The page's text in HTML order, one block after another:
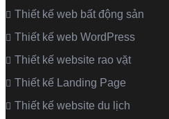
Thiết kế web bất động sản
Thiết kế web WordPress
Thiết kế website rao vặt
Thiết kế Landing Page
Thiết kế website du lịch